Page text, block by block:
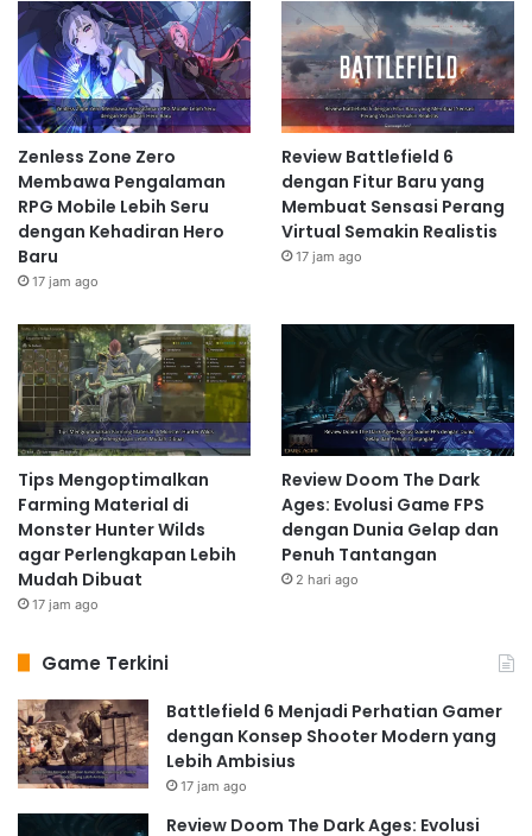
Zenless Zone Zero
Membawa Pengalaman
RPG Mobile Lebih Seru
dengan Kehadiran Hero
Baru
17 jam ago
Review Battlefield 6
dengan Fitur Baru yang
Membuat Sensasi Perang
Virtual Semakin Realistis
17 jam ago
Tips Mengoptimalkan
Farming Material di
Monster Hunter Wilds
agar Perlengkapan Lebih
Mudah Dibuat
17 jam ago
Review Doom The Dark
Ages: Evolusi Game FPS
dengan Dunia Gelap dan
Penuh Tantangan
2 hari ago
Game Terkini
Battlefield 6 Menjadi Perhatian Gamer
dengan Konsep Shooter Modern yang
Lebih Ambisius
17 jam ago
Review Doom The Dark Ages: Evolusi